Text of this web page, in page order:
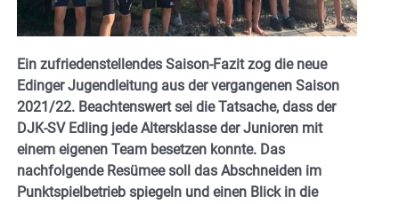
Ein zufriedenstellendes Saison-Fazit zog die neue
Edinger Jugendleitung aus der vergangenen Saison
2021/22. Beachtenswert sei die Tatsache, dass der
DJK-SV Edling jede Altersklasse der Junioren mit
einem eigenen Team besetzen konnte. Das
nachfolgende Resümee soll das Abschneiden im
Punktspielbetrieb spiegeln und einen Blick in die